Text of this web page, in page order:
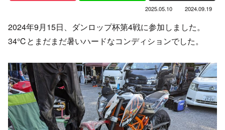
2025.05.10 2024.09.19
2024年9月15日、ダンロップ杯第4戦に参加しました。
34℃とまだまだ暑いハードなコンディションでした。